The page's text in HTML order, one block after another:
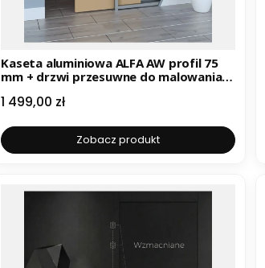
Kaseta aluminiowa ALFA AW profil 75
mm + drzwi przesuwne do malowania
Cena
1 499,00 zł
Zobacz produkt